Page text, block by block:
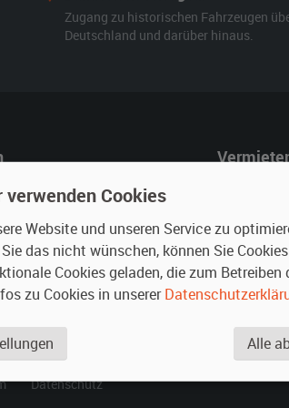
Zugang zu historischen Fahrzeugen
Deutschland und darüber hinaus.
mieten
Mieter
Fragen für
Inserat
Datenschutz
verwenden Cookies
Website und unseren Service zu
das nicht wünschen, können Sie
Cookies geladen, die zum Betreiben
zu Cookies in unserer
Alle